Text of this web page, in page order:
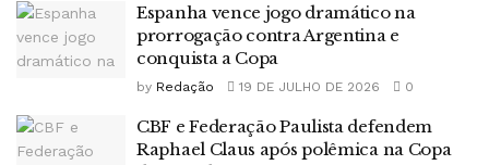
Espanha vence jogo dramático na
prorrogação contra Argentina e
conquista a Copa
by Redação 19 DE JULHO DE 2026 0
CBF e Federação Paulista defendem
Raphael Claus após polêmica na Copa